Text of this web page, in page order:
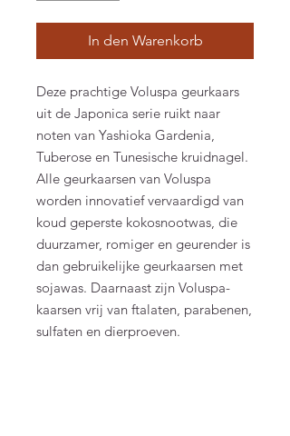
In den Warenkorb
Deze prachtige Voluspa geurkaars
uit de Japonica serie ruikt naar
noten van Yashioka Gardenia,
Tuberose en Tunesische kruidnagel.
Alle geurkaarsen van Voluspa
worden innovatief vervaardigd van
koud geperste kokosnootwas, die
duurzamer, romiger en geurender is
dan gebruikelijke geurkaarsen met
sojawas. Daarnaast zijn Voluspa-
kaarsen vrij van ftalaten, parabenen,
sulfaten en dierproeven.